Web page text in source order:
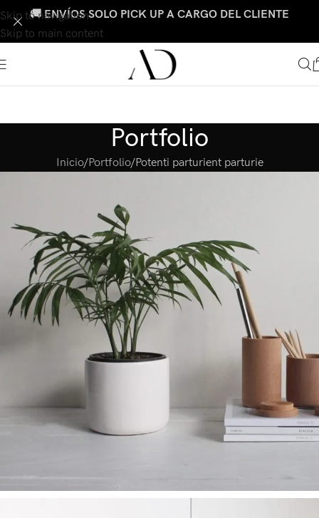
Skip to navigation
Skip to main content
🚚 ENVÍOS SOLO PICK UP A CARGO DEL CLIENTE
Portfolio
Inicio Portfolio Potenti parturient parturie